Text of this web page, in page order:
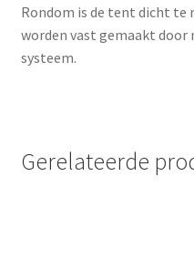
Rondom is de tent dicht te
worden vast gemaakt
systeem.
Gerelateerde